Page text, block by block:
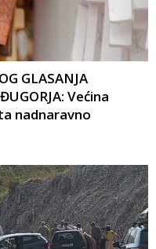
GLASANJA
Većina
nadnaravno